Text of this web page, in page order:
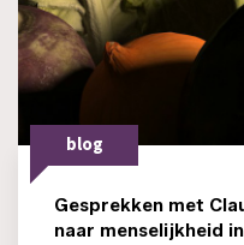
blog
Gesprekken met
naar menselijkheid